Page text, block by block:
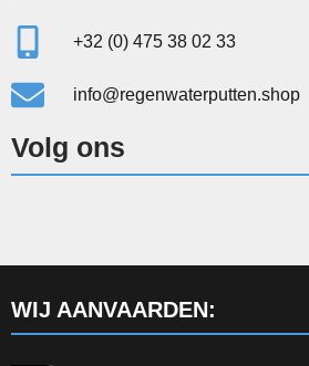
+32 (0) 475 38 02 33
info@regenwaterputten.shop
Volg ons
WIJ AANVAARDEN: